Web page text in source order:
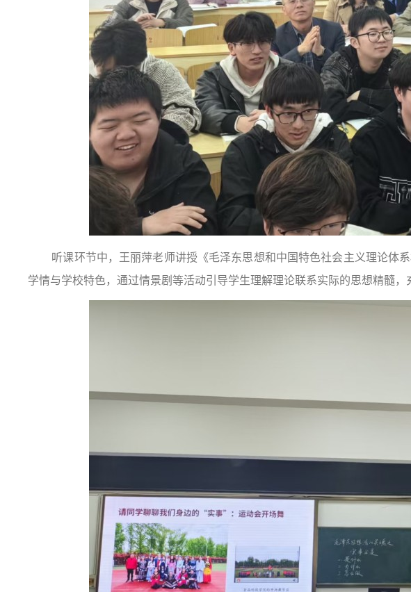
听课环节中，王丽萍老师讲授《毛泽东思想和中国特色社会主义理论体
学情与学校特色，通过情景剧等活动引导学生理解理论联系实际的思想精髓，